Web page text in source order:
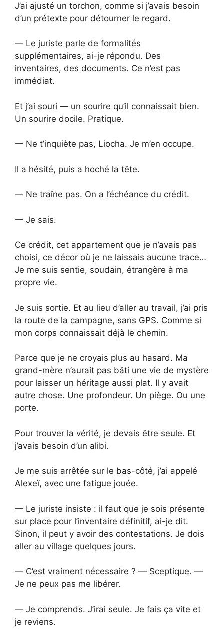
J’ai ajusté un torchon, comme si j’avais besoin
d’un prétexte pour détourner le regard.
— Le juriste parle de formalités
supplémentaires, ai-je répondu. Des
inventaires, des documents. Ce n’est pas
immédiat.
Et j’ai souri — un sourire qu’il connaissait bien.
Un sourire docile. Pratique.
— Ne t’inquiète pas, Liocha. Je m’en occupe.
Il a hésité, puis a hoché la tête.
— Ne traîne pas. On a l’échéance du crédit.
— Je sais.
Ce crédit, cet appartement que je n’avais pas
choisi, ce décor où je ne laissais aucune trace…
Je me suis sentie, soudain, étrangère à ma
propre vie.
Je suis sortie. Et au lieu d’aller au travail, j’ai pris
la route de la campagne, sans GPS. Comme si
mon corps connaissait déjà le chemin.
Parce que je ne croyais plus au hasard. Ma
grand-mère n’aurait pas bâti une vie de mystère
pour laisser un héritage aussi plat. Il y avait
autre chose. Une profondeur. Un piège. Ou une
porte.
Pour trouver la vérité, je devais être seule. Et
j’avais besoin d’un alibi.
Je me suis arrêtée sur le bas-côté, j’ai appelé
Alexeï, avec une fatigue jouée.
— Le juriste insiste : il faut que je sois présente
sur place pour l’inventaire définitif, ai-je dit.
Sinon, il peut y avoir des contestations. Je dois
aller au village quelques jours.
— C’est vraiment nécessaire ? — Sceptique. —
Je ne peux pas me libérer.
— Je comprends. J’irai seule. Je fais ça vite et
je reviens.